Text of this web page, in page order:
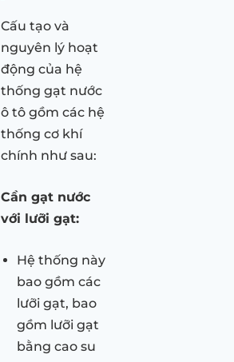
Cấu tạo và
nguyên lý hoạt
động của hệ
thống gạt nước
ô tô gồm các hệ
thống cơ khí
chính như sau:
Cần gạt nước
với lưỡi gạt:
Hệ thống này
bao gồm các
lưỡi gạt, bao
gồm lưỡi gạt
bằng cao su